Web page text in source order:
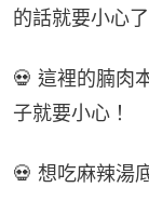
的話就要小心了
💀 這裡的腩肉
子就要小心！
💀 想吃麻辣湯